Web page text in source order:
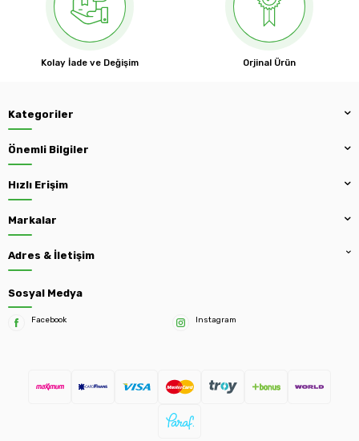
Kolay İade ve Değişim Orjinal Ürün
Kategoriler
Önemli Bilgiler
Hızlı Erişim
Markalar
Adres & İletişim
Sosyal Medya
Facebook Instagram